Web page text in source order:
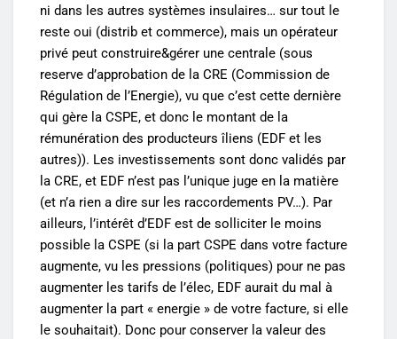
ni dans les autres systèmes insulaires… sur tout le
reste oui (distrib et commerce), mais un opérateur
privé peut construire&gérer une centrale (sous
reserve d’approbation de la CRE (Commission de
Régulation de l’Energie), vu que c’est cette dernière
qui gère la CSPE, et donc le montant de la
rémunération des producteurs îliens (EDF et les
autres)). Les investissements sont donc validés par
la CRE, et EDF n’est pas l’unique juge en la matière
(et n’a rien a dire sur les raccordements PV…). Par
ailleurs, l’intérêt d’EDF est de solliciter le moins
possible la CSPE (si la part CSPE dans votre facture
augmente, vu les pressions (politiques) pour ne pas
augmenter les tarifs de l’élec, EDF aurait du mal à
augmenter la part « energie » de votre facture, si elle
le souhaitait). Donc pour conserver la valeur des